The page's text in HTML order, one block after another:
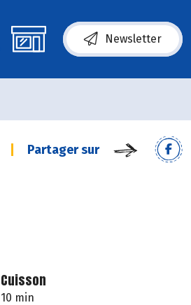
Newsletter
Partager sur
Cuisson
10 min